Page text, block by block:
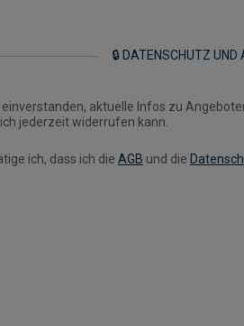
🔒 DATENSCHUTZ UND
einverstanden, aktuelle Infos zu
jederzeit widerrufen kann.
ich, dass ich die AGB und die